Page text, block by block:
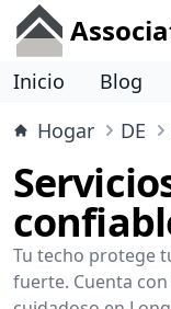
Inicio Blog
Hogar
DE
Tu techo protege
fuerte. Cuenta